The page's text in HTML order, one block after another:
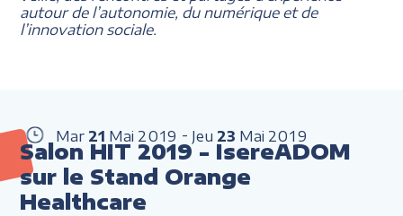
autour de l’autonomie, du numérique et de
l’innovation sociale.
Mar 21 Mai 2019 Jeu 23 Mai 2019
Salon HIT 2019 - IsereADOM
sur le Stand Orange
Healthcare